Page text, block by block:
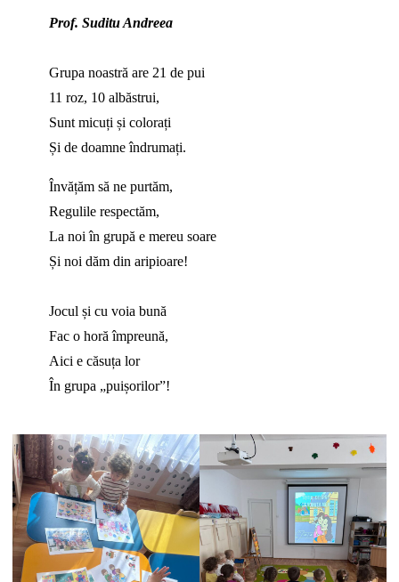
Prof. Suditu Andreea
Grupa noastră are 21 de pui
11 roz, 10 albăstrui,
Sunt micuți și colorați
Și de doamne îndrumați.
Învățăm să ne purtăm,
Regulile respectăm,
La noi în grupă e mereu soare
Și noi dăm din aripioare!
Jocul și cu voia bună
Fac o horă împreună,
Aici e căsuța lor
În grupa „puișorilor”!